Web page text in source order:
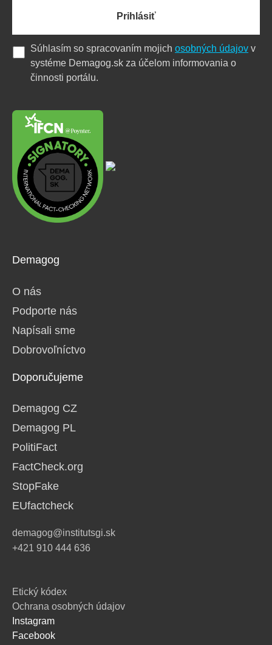
Demagog
O nás
Podporte nás
Napísali sme
Dobrovoľníctvo
Doporučujeme
Demagog CZ
Demagog PL
PolitiFact
FactCheck.org
StopFake
EUfactcheck
demagog@institutsgi.sk
+421 910 444 636
Prihlásiť
Súhlasím so spracovaním mojich osobných údajov v
systéme Demagog.sk za účelom informovania o
činnosti portálu.
Etický kódex
Ochrana osobných údajov
Instagram
Facebook